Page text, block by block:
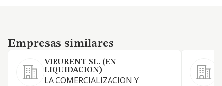
Empresas similares
Empresas similares
VIRURENT SL. (EN
LIQUIDACION)
LA COMERCIALIZACION Y